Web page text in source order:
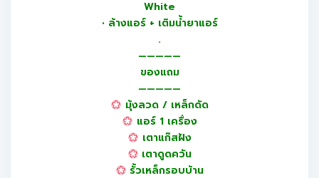
White
• ล้างแอร์ + เติมน้ำยาแอร์
.
—————
ของแถม
—————
มุ้งลวด / เหล็กดัด
แอร์ 1 เครื่อง
เตาแก๊สฝัง
เตาดูดควัน
รั้วเหล็กรอบบ้าน